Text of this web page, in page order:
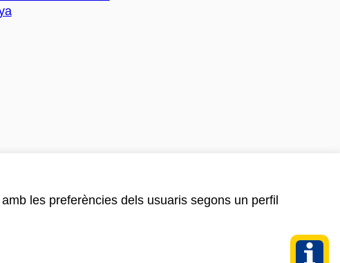
les preferències dels usuaris segons un perfil